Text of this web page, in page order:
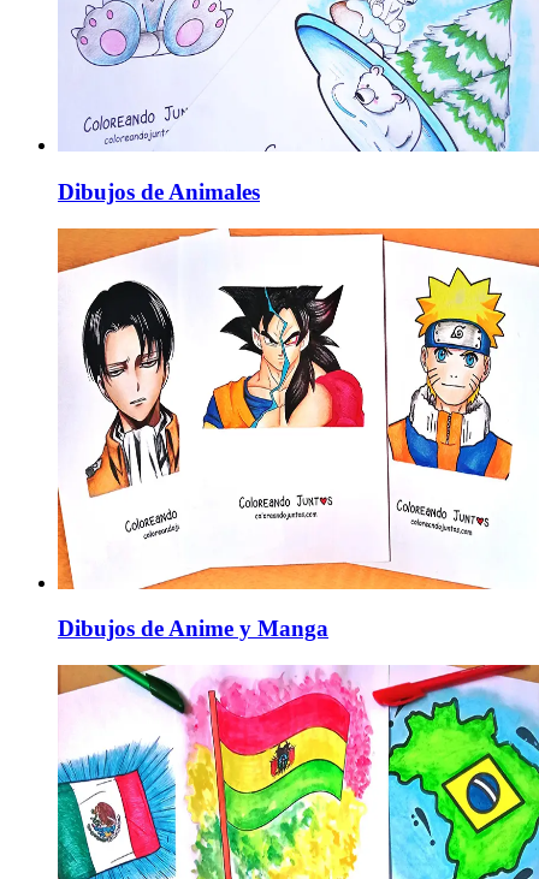
Dibujos de Animales
Dibujos de Anime y Manga